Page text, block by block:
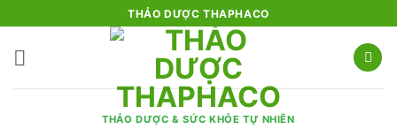
qua
nội
THẢO DƯỢC THAPHACO
THẢO DƯỢC & SỨC KHỎE TỰ NHIÊN